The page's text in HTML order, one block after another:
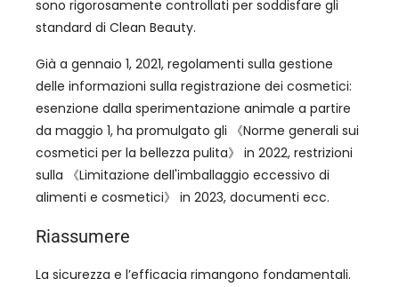
sono rigorosamente controllati per soddisfare gli
standard di Clean Beauty.
Già a gennaio 1, 2021, regolamenti sulla gestione
delle informazioni sulla registrazione dei cosmetici:
esenzione dalla sperimentazione animale a partire
da maggio 1, ha promulgato gli 《Norme generali sui
cosmetici per la bellezza pulita》 in 2022, restrizioni
sulla 《Limitazione dell'imballaggio eccessivo di
alimenti e cosmetici》 in 2023, documenti ecc.
Riassumere
La sicurezza e l’efficacia rimangono fondamentali.